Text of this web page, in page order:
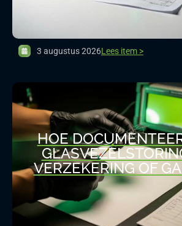
3 augustus 2026Lees item >
HOE
VERZEKERING OF